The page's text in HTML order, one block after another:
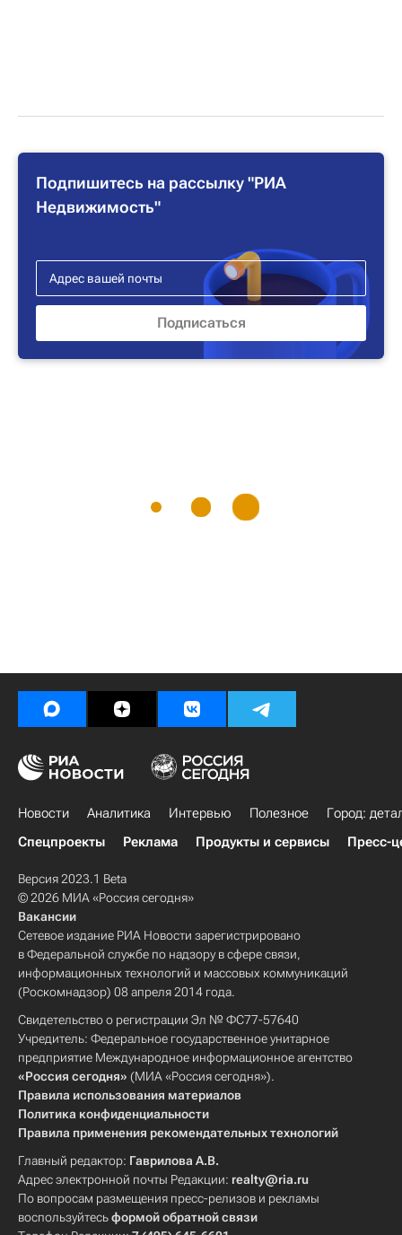
Подпишитесь на рассылку "РИА
Недвижимость"
Новости Аналитика Интервью Полезное
Город:
Спецпроекты
Реклама Продукты и сервисы Пресс-
Версия 2023.1 Beta
© 2026 МИА «Россия сегодня»
Вакансии
Сетевое издание РИА Новости зарегистрировано
в Федеральной службе по надзору в сфере связи,
информационных технологий и массовых коммуникаций
(Роскомнадзор) 08 апреля 2014 года.
Свидетельство о регистрации Эл № ФС77-57640
Учредитель: Федеральное государственное унитарное
предприятие Международное информационное агентство
«Россия сегодня» (МИА «Россия сегодня»).
Правила использования материалов
Политика конфиденциальности
Правила применения рекомендательных технологий
Главный редактор: Гаврилова А.В.
Адрес электронной почты Редакции: realty@ria.ru
По вопросам размещения пресс-релизов и рекламы
воспользуйтесьформой обратной связи